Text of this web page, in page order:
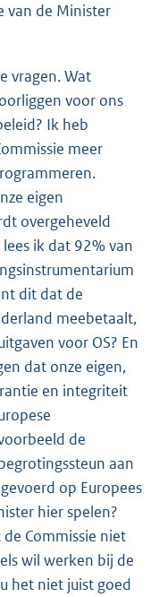
van de Minister
vragen. Wat
voor ons
Ik heb
meer
eigen
overgeheveld
ik dat 92% van
dit dat de
meebetaalt,
voor OS? En
dat onze eigen,
en integriteit
de
aan
op Europees
hier spelen?
Commissie niet
wil werken bij de
het niet juist goed